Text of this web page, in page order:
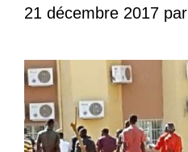
21 décembre 2017 par